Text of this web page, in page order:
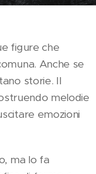
figure che
Anche se
storie. Il
melodie
emozioni
ma lo fa